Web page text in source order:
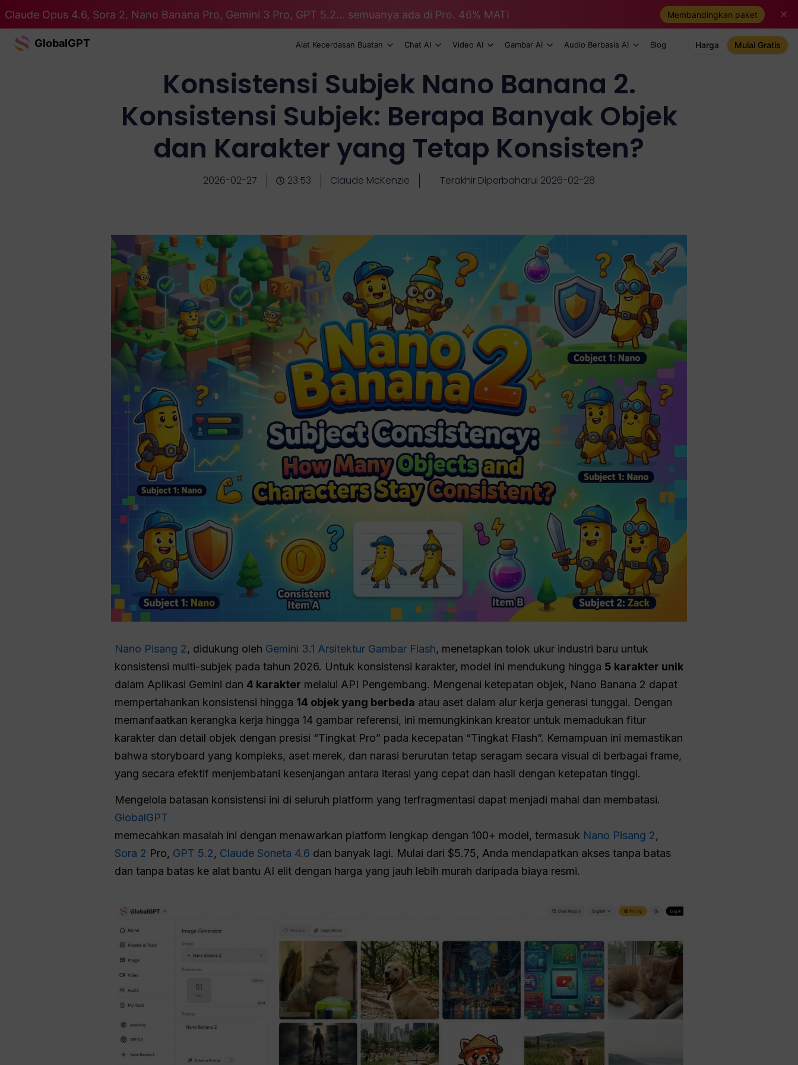
Claude Opus 4.6, Sora 2, Nano Banana Pro, Gemini 3 Pro, GPT 5.2... semuanya ada di Pro. 46% MATI Membandingkan paket
GlobalGPT Alat Kecerdasan Buatan Chat AI Video AI Gambar AI Audio Berbasis AI Blog Harga Mulai Gratis
Konsistensi Subjek Nano Banana 2.
Konsistensi Subjek: Berapa Banyak Objek
dan Karakter yang Tetap Konsisten?
2026-02-27 23:53 Claude McKenzie Terakhir Diperbaharui 2026-02-28
Nano Pisang 2, didukung oleh Gemini 3.1 Arsitektur Gambar Flash, menetapkan tolok ukur industri baru untuk
konsistensi multi-subjek pada tahun 2026. Untuk konsistensi karakter, model ini mendukung hingga 5 karakter unik
dalam Aplikasi Gemini dan 4 karakter melalui API Pengembang. Mengenai ketepatan objek, Nano Banana 2 dapat
mempertahankan konsistensi hingga 14 objek yang berbeda atau aset dalam alur kerja generasi tunggal. Dengan
memanfaatkan kerangka kerja hingga 14 gambar referensi, ini memungkinkan kreator untuk memadukan fitur
karakter dan detail objek dengan presisi “Tingkat Pro” pada kecepatan “Tingkat Flash”. Kemampuan ini memastikan
bahwa storyboard yang kompleks, aset merek, dan narasi berurutan tetap seragam secara visual di berbagai frame,
yang secara efektif menjembatani kesenjangan antara iterasi yang cepat dan hasil dengan ketepatan tinggi.
Mengelola batasan konsistensi ini di seluruh platform yang terfragmentasi dapat menjadi mahal dan membatasi.
GlobalGPT
memecahkan masalah ini dengan menawarkan platform lengkap dengan 100+ model, termasuk Nano Pisang 2,
Sora 2 Pro, GPT 5.2, Claude Soneta 4.6 dan banyak lagi. Mulai dari $5.75, Anda mendapatkan akses tanpa batas
dan tanpa batas ke alat bantu AI elit dengan harga yang jauh lebih murah daripada biaya resmi.